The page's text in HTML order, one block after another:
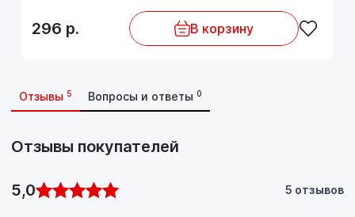
296 р. В корзину
Отзывы 5 Вопросы и ответы 0
Отзывы покупателей
5,0 5 отзывов